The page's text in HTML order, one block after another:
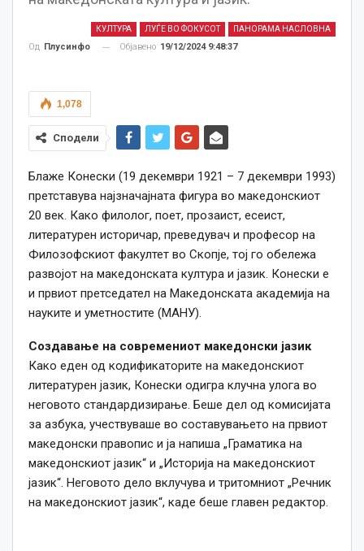
КУЛТУРА ЛУЃЕ ВО ФОКУСОТ ПАНОРАМА НАСЛОВНА
Од Плусинфо Објавено 19/12/2024 9:48:37
1,078
Сподели
Блаже Конески (19 декември 1921 – 7 декември 1993)
претставува најзначајната фигура во македонскиот
20 век. Како филолог, поет, прозаист, есеист,
литературен историчар, преведувач и професор на
Филозофскиот факултет во Скопје, тој го обележа
развојот на македонската култура и јазик. Конески е
и првиот претседател на Македонската академија на
науките и уметностите (МАНУ).
Создавање на современиот македонски јазик
Како еден од кодификаторите на македонскиот
литературен јазик, Конески одигра клучна улога во
неговото стандардизирање. Беше дел од комисијата
за азбука, учествуваше во составувањето на првиот
македонски правопис и ја напиша „Граматика на
македонскиот јазик“ и „Историја на македонскиот
јазик“. Неговото дело вклучува и тритомниот „Речник
на македонскиот јазик“, каде беше главен редактор.